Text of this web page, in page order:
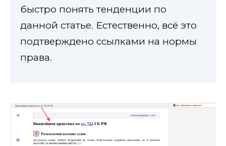
быстро понять тенденции по
данной статье. Естественно, всё это
подтверждено ссылками на нормы
права.